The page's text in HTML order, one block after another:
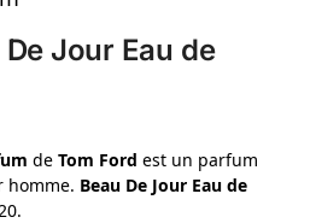
Jour Eau de
de Tom Ford est un parfum
homme. Beau De Jour Eau de